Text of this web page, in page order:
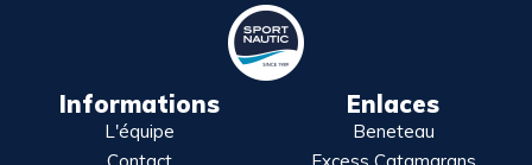
Informations
L'équipe
Enlaces
Beneteau